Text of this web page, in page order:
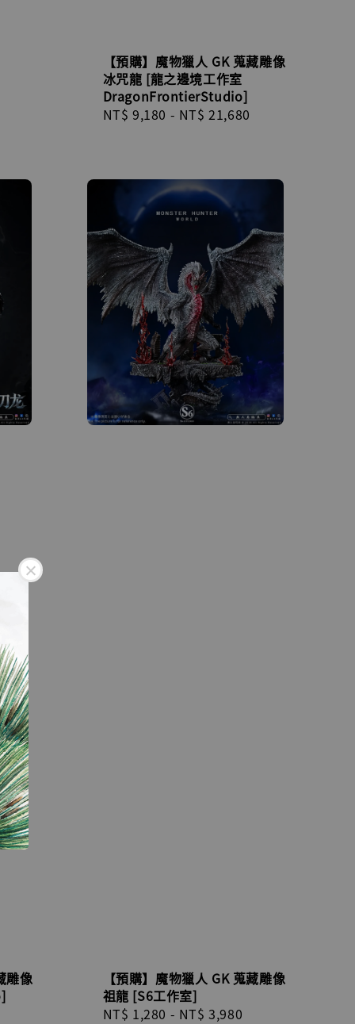
【預購】魔物獵人 GK 蒐藏雕像
冰咒龍 [龍之邊境工作室
DragonFrontierStudio]
Regular
NT$ 9,180 - NT$ 21,680
雕像
【預購】魔物獵人 GK 蒐藏雕像
祖龍 [S6工作室]
Regular
NT$ 1,280 - NT$ 3,980